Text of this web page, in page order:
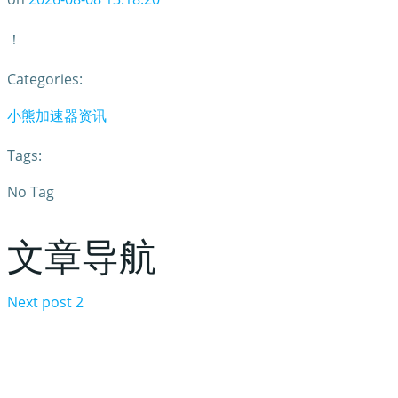
！
Categories:
小熊加速器资讯
Tags:
No Tag
文章导航
Next post2